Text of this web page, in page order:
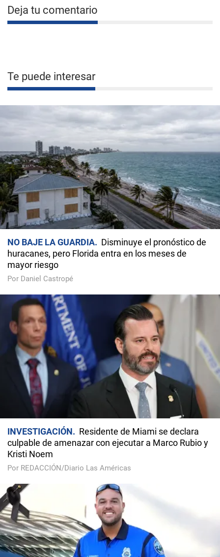
Deja tu comentario
Te puede interesar
NO BAJE LA GUARDIA
Disminuye el pronóstico de
huracanes, pero Florida entra en los meses de
mayor riesgo
Por Daniel Castropé
INVESTIGACIÓN
Residente de Miami se declara
culpable de amenazar con ejecutar a Marco Rubio y
Kristi Noem
Por REDACCIÓN/Diario Las Américas